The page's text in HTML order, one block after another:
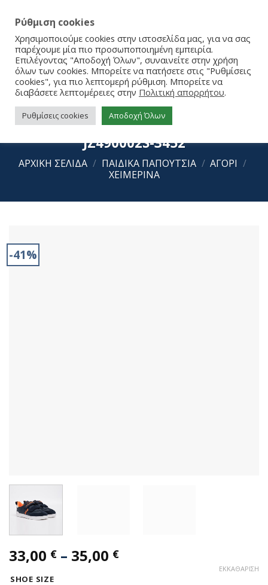
Replay Sneakers Pyper JR 3
JZ490002S-3452
ΑΡΧΙΚΉ ΣΕΛΊΔΑ / ΠΑΙΔΙΚΑ ΠΑΠΟΥΤΣΙΑ / ΑΓΟΡΙ /
ΧΕΙΜΕΡΙΝΑ
-41%
33,00 € – 35,00 €Price
SHOE SIZE
ΕΚΚΑΘΆΡΙΣΗ
Ρύθμιση cookies
Χρησιμοποιούμε cookies στην ιστοσελίδα μας, για να σας
παρέχουμε μία πιο προσωποποιημένη εμπειρία.
Επιλέγοντας "Αποδοχή Όλων", συναινείτε στην χρήση
όλων των cookies. Μπορείτε να πατήσετε στις "Ρυθμίσεις
cookies", για πιο λεπτομερή ρύθμιση. Μπορείτε να
διαβάσετε λεπτομέρειες στην Πολιτική απορρήτου.
Ρυθμίσεις cookies Αποδοχή Όλων